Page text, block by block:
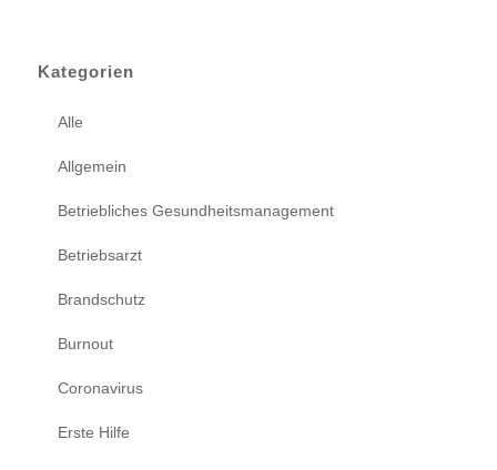
Kategorien
Alle
Allgemein
Betriebliches Gesundheitsmanagement
Betriebsarzt
Brandschutz
Burnout
Coronavirus
Erste Hilfe